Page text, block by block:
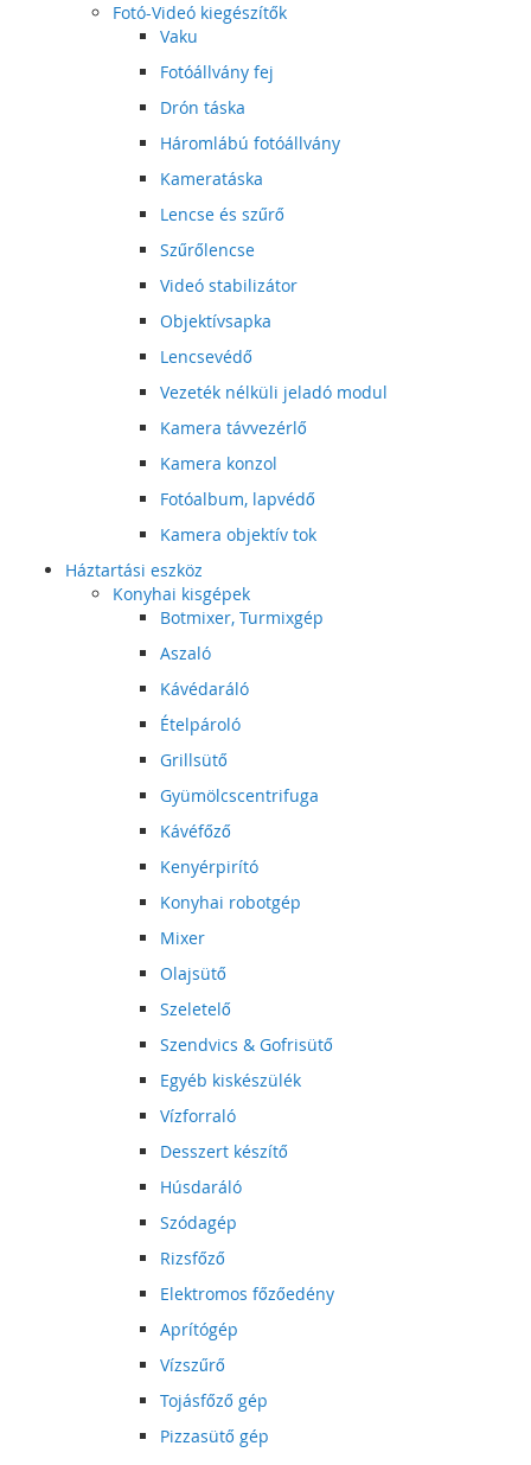
Fotó-Videó kiegészítők
Vaku
Fotóállvány fej
Drón táska
Háromlábú fotóállvány
Kameratáska
Lencse és szűrő
Szűrőlencse
Videó stabilizátor
Objektívsapka
Lencsevédő
Vezeték nélküli jeladó modul
Kamera távvezérlő
Kamera konzol
Fotóalbum, lapvédő
Kamera objektív tok
Háztartási eszköz
Konyhai kisgépek
Botmixer, Turmixgép
Aszaló
Kávédaráló
Ételpároló
Grillsütő
Gyümölcscentrifuga
Kávéfőző
Kenyérpirító
Konyhai robotgép
Mixer
Olajsütő
Szeletelő
Szendvics & Gofrisütő
Egyéb kiskészülék
Vízforraló
Desszert készítő
Húsdaráló
Szódagép
Rizsfőző
Elektromos főzőedény
Aprítógép
Vízszűrő
Tojásfőző gép
Pizzasütő gép